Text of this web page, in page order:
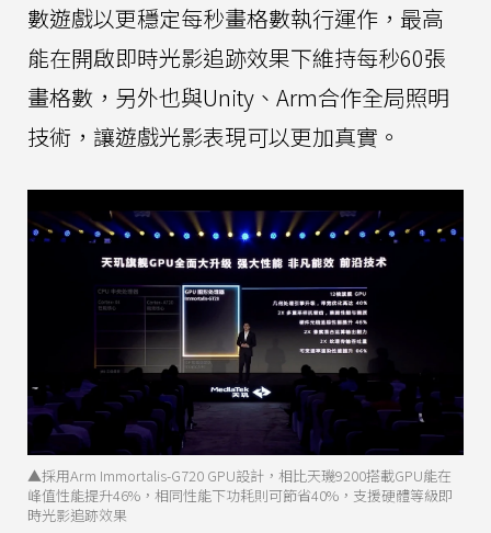
數遊戲以更穩定每秒畫格數執行運作，最高
能在開啟即時光影追跡效果下維持每秒60張
畫格數，另外也與Unity、Arm合作全局照明
技術，讓遊戲光影表現可以更加真實。
▲採用Arm Immortalis-G720 GPU設計，相比天璣9200搭載GPU能在
峰值性能提升46%，相同性能下功耗則可節省40%，支援硬體等級即
時光影追跡效果